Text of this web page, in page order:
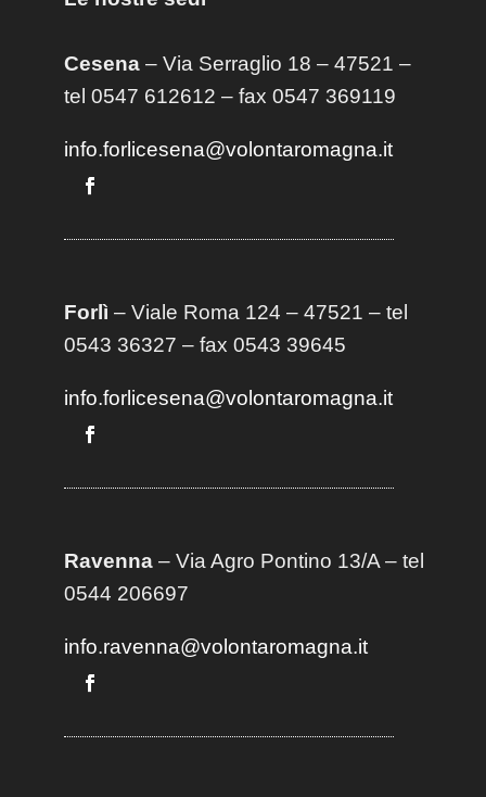
Cesena– Via Serraglio 18 – 47521 –
tel 0547 612612 – fax 0547 369119
info.forlicesena@volontaromagna.it
Forlì – Viale Roma 124 – 47521 – tel
0543 36327 – fax 0543 39645
info.forlicesena@volontaromagna.it
Ravenna– Via Agro Pontino 13/A– tel
0544 206697
info.ravenna@volontaromagna.it